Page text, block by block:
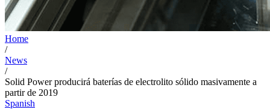
Home
/
News
/
Solid Power producirá baterías de electrolito sólido masivamente a
partir de 2019
Spanish